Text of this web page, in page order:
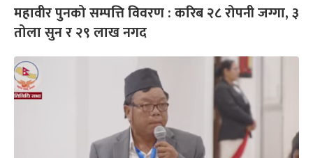
महावीर पुनको सम्पत्ति विवरण : करिब २८ रोपनी जग्गा, ३
तोला सुन र २९ लाख नगद